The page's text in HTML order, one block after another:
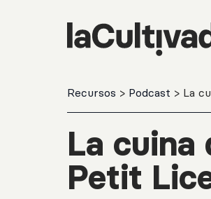
Recursos > Podcast > La
La cuina
Petit